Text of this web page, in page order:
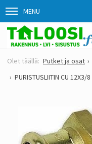
MENU
Putket ja osat
PURISTUSLIITIN CU 12X3/8